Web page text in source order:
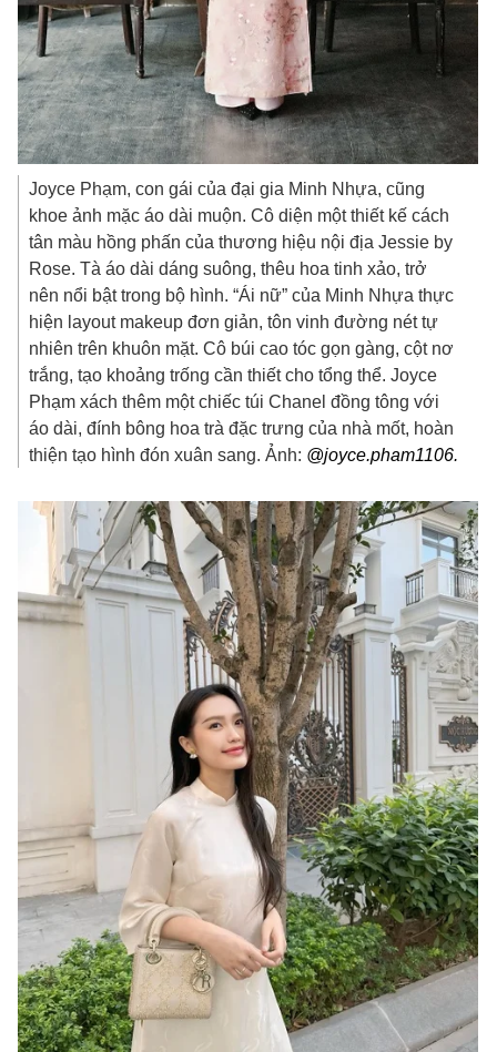
Joyce Phạm, con gái của đại gia Minh Nhựa, cũng
khoe ảnh mặc áo dài muộn. Cô diện một thiết kế cách
tân màu hồng phấn của thương hiệu nội địa Jessie by
Rose. Tà áo dài dáng suông, thêu hoa tinh xảo, trở
nên nổi bật trong bộ hình. “Ái nữ” của Minh Nhựa thực
hiện layout makeup đơn giản, tôn vinh đường nét tự
nhiên trên khuôn mặt. Cô búi cao tóc gọn gàng, cột nơ
trắng, tạo khoảng trống cần thiết cho tổng thể. Joyce
Phạm xách thêm một chiếc túi Chanel đồng tông với
áo dài, đính bông hoa trà đặc trưng của nhà mốt, hoàn
thiện tạo hình đón xuân sang. Ảnh: @joyce.pham1106.